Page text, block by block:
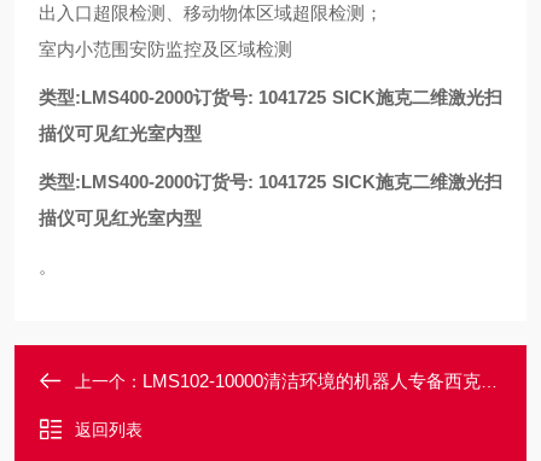
出入口超限检测、移动物体区域超限检测；
室内小范围安防监控及区域检测
类型:LMS400-2000订货号: 1041725 SICK施克二维激光扫
描仪可见红光室内型
类型:LMS400-2000订货号: 1041725 SICK施克二维激光扫
描仪可见红光室内型
。
上一个： LMS102-10000清洁环境的机器人专备西克SICK激光传感器
返回列表